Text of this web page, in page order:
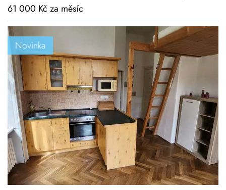
61 000 Kč za měsíc
Novinka